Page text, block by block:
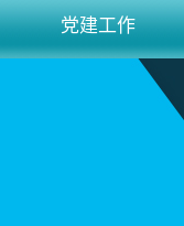
党建工作